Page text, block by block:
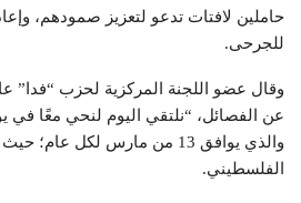
حاملين لافتات تدعو لتعزيز صمودهم،
للجرحى.
وقال عضو اللجنة المركزية لحزب “فدا”
عن الفصائل، “نلتقي اليوم لنحي معًا في
والذي يوافق 13 من مارس لكل
الفلسطيني.